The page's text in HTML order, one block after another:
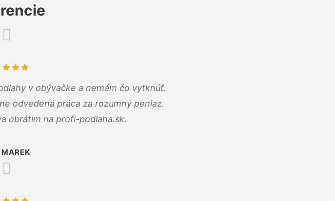
v obývačke a nemám čo vytknúť.
odvedená práca za rozumný peniaz.
obrátim na profi-podlaha.sk.